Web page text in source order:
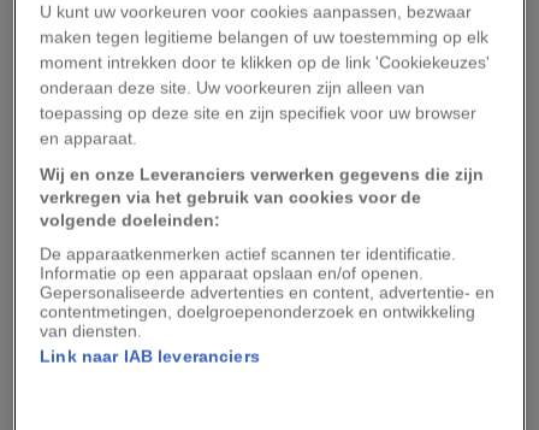
nederzettingen. Volgens hem leefden er ruim
zeven miljoen mensen in Egypte. De Joodse
historicus Flavius Josephus becijferde in
Joodse Oorlogdat er ongeveer 7,5 miljoen mensen
in het gebied woonden.
Vrijwel al deze nederzettingen lagen langs de
Nijl. In een landschap dat grotendeels uit
woestijn bestond, vormde de rivier een
levensader voor mens, dier en landbouw.
De Nijl maakte steden
U kunt uw voorkeuren voor cookies aanpassen, bezwaar
maken tegen legitieme belangen of uw toestemming op elk
moment intrekken door te klikken op de link 'Cookiekeuzes'
onderaan deze site. Uw voorkeuren zijn alleen van
toepassing op deze site en zijn specifiek voor uw browser
en apparaat.
Wij en onze Leveranciers verwerken gegevens die zijn
verkregen via het gebruik van cookies voor de
volgende doeleinden:
De apparaatkenmerken actief scannen ter identificatie.
Informatie op een apparaat opslaan en/of openen.
Gepersonaliseerde advertenties en content, advertentie- en
contentmetingen, doelgroepenonderzoek en ontwikkeling
van diensten.
Link naar IAB leveranciers